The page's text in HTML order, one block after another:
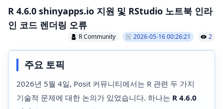
R 4.6.0 shinyapps.io 지원 및 RStudio 노트북 인라
인 코드 렌더링 오류
R Community 2026-05-16 00:26:21 2
주요 토픽
2026년 5월 4일, Posit 커뮤니티에서는 R 관련 두 가지
기술적 문제에 대한 논의가 있었습니다. 하나는 R 4.6.0